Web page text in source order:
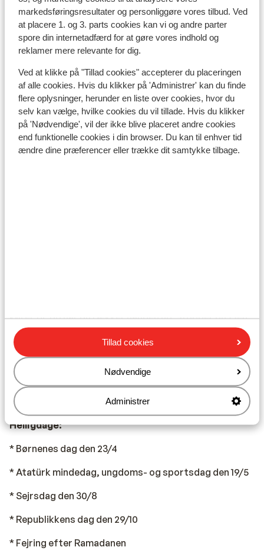
markedsføringsresultater og personliggøre vores tilbud. Ved
at placere 1. og 3. parts cookies kan vi og andre parter
spore din internetadfærd for at gøre vores indhold og
reklamer mere relevante for dig.
Ved at klikke på "Tillad cookies" accepterer du placeringen
af alle cookies. Hvis du klikker på 'Administrer' kan du finde
flere oplysninger, herunder en liste over cookies, hvor du
selv kan vælge, hvilke cookies du vil tillade. Hvis du klikker
på 'Nødvendige', vil der ikke blive placeret andre cookies
end funktionelle cookies i din browser. Du kan til enhver tid
ændre dine præferencer eller trække dit samtykke tilbage.
Tillad cookies
Nødvendige
Administrer
Det tyrkiske køkken er alsidigt og internationalt.
Hotellerne tilbyder ofte retter i buffetform med et
internationalt præg. Tyrkiet er bedst kendt for sine
kebab-sandwiches. Hvis du kan lide søde sager, kan nu
baklava til.
Vi anbefaler, at du kun drikker vand fra flaske og aldrig
fra hanen, og at du er varsom med isterninger, med
mindre disse er lavet på kildevand.
Mobiltelefon:
kører til, og når du rækker hånden ud, stopper bussen.
Du betaler blot, inden du stiger af. Bussen stopper hvor
som helst på ruten. De offentlige busser, der kører
mellem byerne, er af høj kvalitet og til meget rimelige
priser. Desuden er det stadig billigere at køre i taxa i
Tyrkiet end i Danmark, men det anbefales at aftale en
fast pris inden turens start.
Helligdage:
* Børnenes dag den 23/4
* Atatürk mindedag, ungdoms- og sportsdag den 19/5
* Sejrsdag den 30/8
* Republikkens dag den 29/10
* Fejring efter Ramadanen